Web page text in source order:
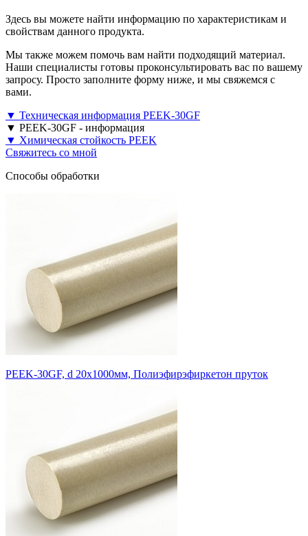
Здесь вы можете найти информацию по характеристикам и
свойствам данного продукта.
Мы также можем помочь вам найти подходящий материал.
Наши специалисты готовы проконсультировать вас по вашему
запросу. Просто заполните форму ниже, и мы свяжемся с
вами.
▼ Техническая информация PEEK-30GF
▼ PEEK-30GF - информация
▼ Химическая стойкость PEEK
Свяжитесь со мной
Способы обработки
PEEK-30GF, d 20x1000мм, Полиэфирэфиркетон пруток